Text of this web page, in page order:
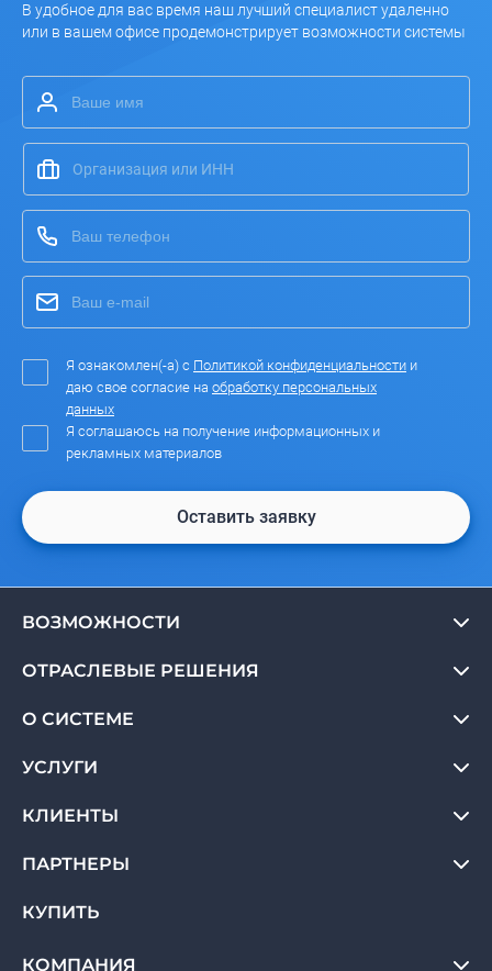
В удобное для вас время наш лучший специалист удаленно
или в вашем офисе продемонстрирует возможности системы
Я ознакомлен(-а) с Политикой конфиденциальности и
даю свое согласие на обработку персональных
данных
Я соглашаюсь на получение информационных и
рекламных материалов
Оставить заявку
ВОЗМОЖНОСТИ
ОТРАСЛЕВЫЕ РЕШЕНИЯ
О СИСТЕМЕ
УСЛУГИ
КЛИЕНТЫ
ПАРТНЕРЫ
КУПИТЬ
КОМПАНИЯ